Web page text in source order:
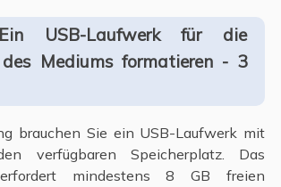
USB-Laufwerk für die
Mediums formatieren - 3
brauchen Sie ein USB-Laufwerk mit
verfügbaren Speicherplatz. Das
mindestens 8 GB freien